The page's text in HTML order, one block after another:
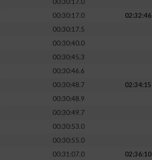
00:30:17.0
02:32:46
00:30:17.5
00:30:40.0
00:30:45.3
00:30:46.6
00:30:48.7
02:34:15
00:30:48.9
00:30:49.7
00:30:53.0
00:30:55.0
00:31:07.0
02:36:10